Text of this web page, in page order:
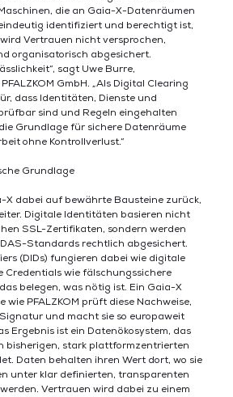
die an Gaia-X-Datenräumen
identifiziert und berechtigt ist,
Vertrauen nicht versprochen,
organisatorisch abgesichert.
sagt Uwe Burre,
GmbH. „Als Digital Clearing
dass Identitäten, Dienste und
sind und Regeln eingehalten
Grundlage für sichere Datenräume
ohne Kontrollverlust.“
Grundlage
X dabei auf bewährte Bausteine zurück,
Digitale Identitäten basieren nicht
SSL-Zertifikaten, sondern werden
Standards rechtlich abgesichert.
(DIDs) fungieren dabei wie digitale
Credentials wie fälschungssichere
belegen, was nötig ist. Ein Gaia-X
wie PFALZKOM prüft diese Nachweise,
und macht sie so europaweit
Ergebnis ist ein Datenökosystem, das
bisherigen, stark plattformzentrierten
Daten behalten ihren Wert dort, wo sie
unter klar definierten, transparenten
Vertrauen wird dabei zu einem